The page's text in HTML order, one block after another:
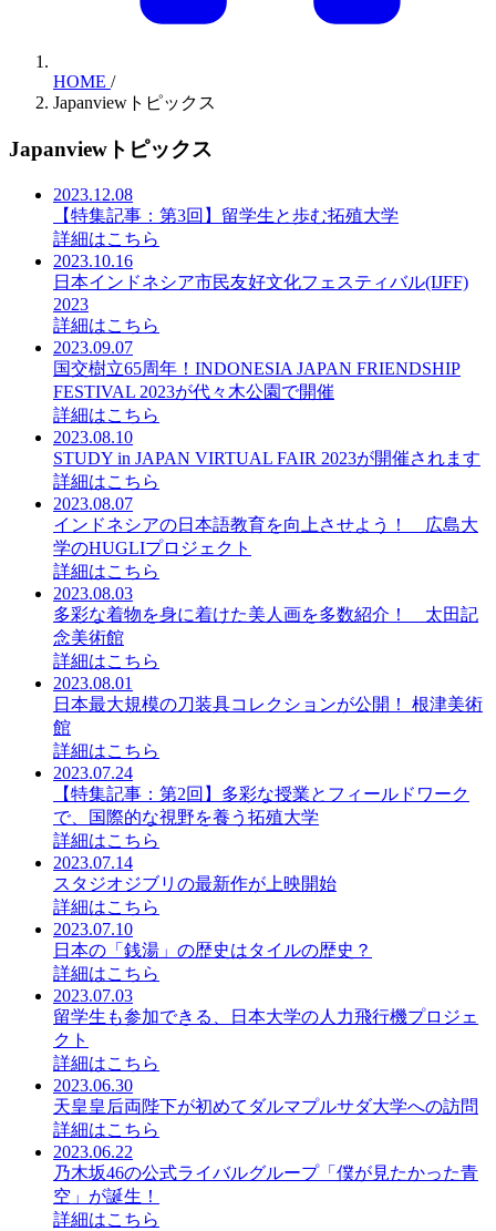
HOME /
Japanviewトピックス
Japanviewトピックス
2023.12.08
【特集記事：第3回】留学生と歩む拓殖大学
詳細はこちら
2023.10.16
日本インドネシア市民友好文化フェスティバル(IJFF)
2023
詳細はこちら
2023.09.07
国交樹立65周年！INDONESIA JAPAN FRIENDSHIP
FESTIVAL 2023が代々木公園で開催
詳細はこちら
2023.08.10
STUDY in JAPAN VIRTUAL FAIR 2023が開催されます
詳細はこちら
2023.08.07
インドネシアの日本語教育を向上させよう！ 広島大
学のHUGLIプロジェクト
詳細はこちら
2023.08.03
多彩な着物を身に着けた美人画を多数紹介！ 太田記
念美術館
詳細はこちら
2023.08.01
日本最大規模の刀装具コレクションが公開！ 根津美術
館
詳細はこちら
2023.07.24
【特集記事：第2回】多彩な授業とフィールドワーク
で、国際的な視野を養う拓殖大学
詳細はこちら
2023.07.14
スタジオジブリの最新作が上映開始
詳細はこちら
2023.07.10
日本の「銭湯」の歴史はタイルの歴史？
詳細はこちら
2023.07.03
留学生も参加できる、日本大学の人力飛行機プロジェ
クト
詳細はこちら
2023.06.30
天皇皇后両陛下が初めてダルマプルサダ大学への訪問
詳細はこちら
2023.06.22
乃木坂46の公式ライバルグループ「僕が見たかった青
空」が誕生！
詳細はこちら